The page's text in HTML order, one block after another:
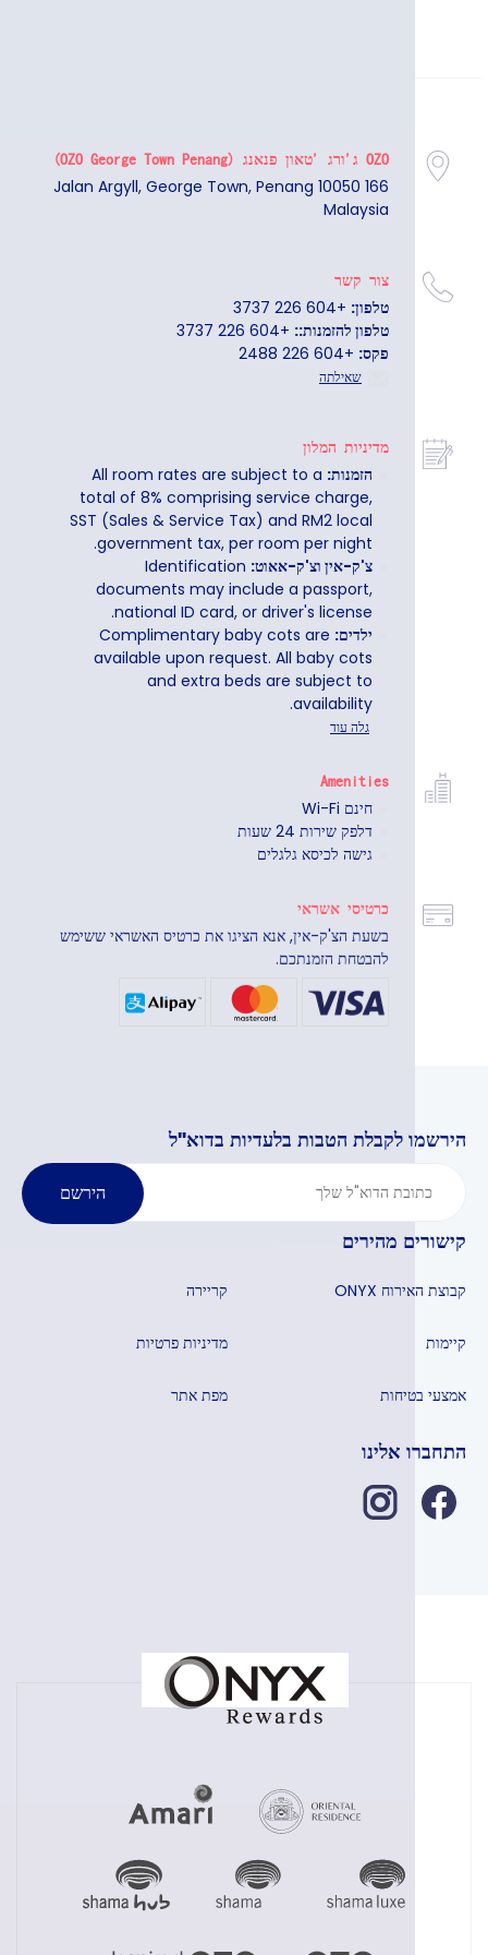
OZO ג'ורג 'טאון פנאנג (OZO George Town Penang)
166 Jalan Argyll, George Town, Penang 10050
Malaysia
צור קשר
טלפון: +604 226 3737
טלפון להזמנות:: +604 226 3737
פקס: +604 226 2488
שאילתה
מדיניות המלון
הזמנות: All room rates are subject to a
total of 8% comprising service charge,
SST (Sales & Service Tax) and RM2 local
government tax, per room per night.
צ'ק-אין וצ'ק-אאוט: Identification
documents may include a passport,
national ID card, or driver's license.
ילדים: Complimentary baby cots are
available upon request. All baby cots
and extra beds are subject to
availability.
גלה עוד
Amenities
חינם Wi-Fi
דלפק שירות 24 שעות
גישה לכיסא גלגלים
כרטיסי אשראי
בשעת הצ'ק-אין, אנא הציגו את כרטיס האשראי ששימש
להבטחת הזמנתכם.
הירשמו לקבלת הטבות בלעדיות בדוא"ל
הירשם
קישורים מהירים
קבוצת האירוח ONYX
קיימות
אמצעי בטיחות
קריירה
מדיניות פרטיות
מפת אתר
התחברו אלינו